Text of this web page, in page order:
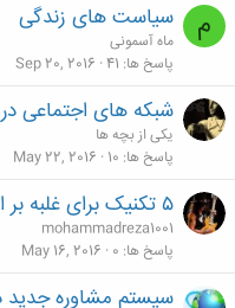
م سیاست های زندگی
ماه آسمونی
پاسخ ها 41
Sep 20, 2016
شبکه های اجتماعی
یکی از بچه ها
پاسخ ها 10
May 22, 2016
۵ تکنیک برای غلبه بر افکار منفی
mohammadreza1001
پاسخ ها 0
May 16, 2016
سیستم مشاوره جدید